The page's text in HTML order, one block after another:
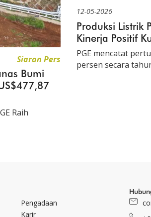
Siaran Pers
Bumi
Raih
12-05-2026
Produksi Listrik
Kinerja Positif
PGE mencatat
persen secara
Pengadaan
Karir